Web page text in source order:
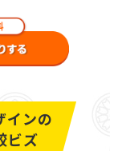
インの
ビズ